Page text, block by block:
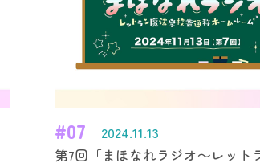
#07
2024.11.13
第7回「まほなれラジオ～レット